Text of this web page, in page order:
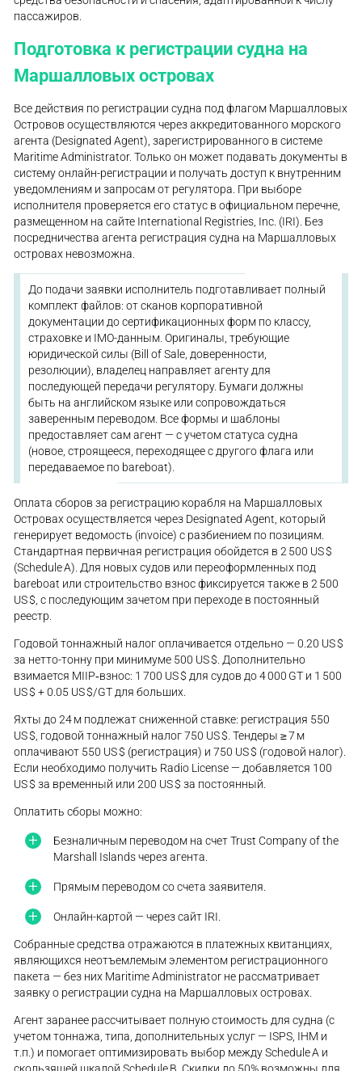
пассажиров.
Подготовка к регистрации судна на
Маршалловых островах
Все действия по регистрации судна под флагом Маршалловых
Островов осуществляются через аккредитованного морского
агента (Designated Agent), зарегистрированного в системе
Maritime Administrator. Только он может подавать документы в
систему онлайн-регистрации и получать доступ к внутренним
уведомлениям и запросам от регулятора. При выборе
исполнителя проверяется его статус в официальном перечне,
размещенном на сайте International Registries, Inc. (IRI). Без
посредничества агента регистрация судна на Маршалловых
островах невозможна.
До подачи заявки исполнитель подготавливает полный
комплект файлов: от сканов корпоративной
документации до сертификационных форм по классу,
страховке и IMO-данным. Оригиналы, требующие
юридической силы (Bill of Sale, доверенности,
резолюции), владелец направляет агенту для
последующей передачи регулятору. Бумаги должны
быть на английском языке или сопровождаться
заверенным переводом. Все формы и шаблоны
предоставляет сам агент — с учетом статуса судна
(новое, строящееся, переходящее с другого флага или
передаваемое по bareboat).
Оплата сборов за регистрацию корабля на Маршалловых
Островах осуществляется через Designated Agent, который
генерирует ведомость (invoice) с разбиением по позициям.
Стандартная первичная регистрация обойдется в 2 500 US $
(Schedule A). Для новых судов или переоформленных под
bareboat или строительство взнос фиксируется также в 2 500
US $, с последующим зачетом при переходе в постоянный
реестр.
Годовой тоннажный налог оплачивается отдельно — 0.20 US $
за нетто-тонну при минимуме 500 US $. Дополнительно
взимается MIIP‑взнос: 1 700 US $ для судов до 4 000 GT и 1 500
US $ + 0.05 US $/GT для больших.
Яхты до 24 м подлежат сниженной ставке: регистрация 550
US $, годовой тоннажный налог 750 US $. Тендеры ≥ 7 м
оплачивают 550 US $ (регистрация) и 750 US $ (годовой налог).
Если необходимо получить Radio License — добавляется 100
US $ за временный или 200 US $ за постоянный.
Оплатить сборы можно:
Безналичным переводом на счет Trust Company of the
Marshall Islands через агента.
Прямым переводом со счета заявителя.
Онлайн-картой — через сайт IRI.
Собранные средства отражаются в платежных квитанциях,
являющихся неотъемлемым элементом регистрационного
пакета — без них Maritime Administrator не рассматривает
заявку о регистрации судна на Маршалловых островах.
Агент заранее рассчитывает полную стоимость для судна (с
учетом тоннажа, типа, дополнительных услуг — ISPS, IHM и
т.п.) и помогает оптимизировать выбор между Schedule A и
скользящей шкалой Schedule B. Скидки до 50% возможны для